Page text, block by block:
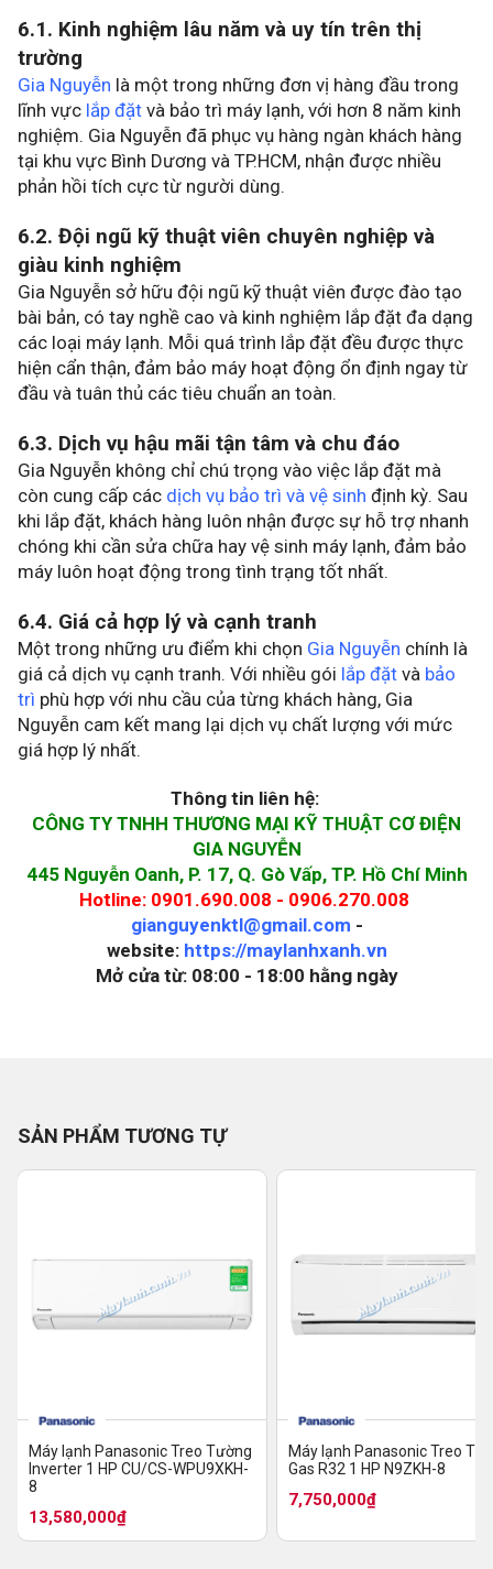
6.1. Kinh nghiệm lâu năm và uy tín trên thị
trường
Gia Nguyễn là một trong những đơn vị hàng đầu trong
lĩnh vực lắp đặt và bảo trì máy lạnh, với hơn 8 năm kinh
nghiệm. Gia Nguyễn đã phục vụ hàng ngàn khách hàng
tại khu vực Bình Dương và TP.HCM, nhận được nhiều
phản hồi tích cực từ người dùng.
6.2. Đội ngũ kỹ thuật viên chuyên nghiệp và
giàu kinh nghiệm
Gia Nguyễn sở hữu đội ngũ kỹ thuật viên được đào tạo
bài bản, có tay nghề cao và kinh nghiệm lắp đặt đa dạng
các loại máy lạnh. Mỗi quá trình lắp đặt đều được thực
hiện cẩn thận, đảm bảo máy hoạt động ổn định ngay từ
đầu và tuân thủ các tiêu chuẩn an toàn.
6.3. Dịch vụ hậu mãi tận tâm và chu đáo
Gia Nguyễn không chỉ chú trọng vào việc lắp đặt mà
còn cung cấp các dịch vụ bảo trì và vệ sinh định kỳ. Sau
khi lắp đặt, khách hàng luôn nhận được sự hỗ trợ nhanh
chóng khi cần sửa chữa hay vệ sinh máy lạnh, đảm bảo
máy luôn hoạt động trong tình trạng tốt nhất.
6.4. Giá cả hợp lý và cạnh tranh
Một trong những ưu điểm khi chọn Gia Nguyễn chính là
giá cả dịch vụ cạnh tranh. Với nhiều gói lắp đặt và bảo
trì phù hợp với nhu cầu của từng khách hàng, Gia
Nguyễn cam kết mang lại dịch vụ chất lượng với mức
giá hợp lý nhất.
Thông tin liên hệ:
CÔNG TY TNHH THƯƠNG MẠI KỸ THUẬT CƠ ĐIỆN
GIA NGUYỄN
445 Nguyễn Oanh, P. 17, Q. Gò Vấp, TP. Hồ Chí Minh
Hotline: 0901.690.008 - 0906.270.008
gianguyenktl@gmail.com -
website: https://maylanhxanh.vn
Mở cửa từ: 08:00 - 18:00 hằng ngày
SẢN PHẨM TƯƠNG TỰ
Máy lạnh Panasonic Treo Tường
Inverter 1 HP CU/CS-WPU9XKH-
8
13,580,000₫
Máy lạnh Panasonic Treo
Gas R32 1 HP N9ZKH-8
7,750,000₫